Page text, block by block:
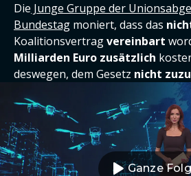
Die Junge Gruppe der
Bundestag moniert, dass das
Koalitionsvertragvereinbart
Milliarden Euro zusätzlich
deswegen, dem Gesetz nicht
Ganze